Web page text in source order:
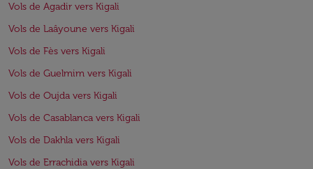
Vols de Agadir vers Kigali
Vols de Laâyoune vers Kigali
Vols de Fès vers Kigali
Vols de Guelmim vers Kigali
Vols de Oujda vers Kigali
Vols de Casablanca vers Kigali
Vols de Dakhla vers Kigali
Vols de Errachidia vers Kigali